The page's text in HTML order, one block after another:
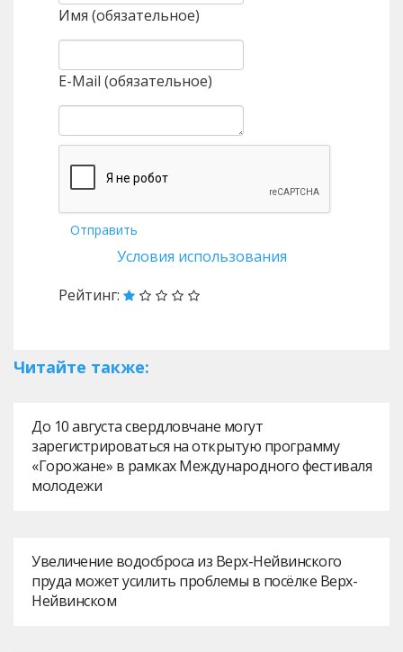
Имя (обязательное)
E-Mail (обязательное)
Отправить
Условия использования
Рейтинг:
Читайте также:
До 10 августа свердловчане могут
зарегистрироваться на открытую программу
«Горожане» в рамках Международного фестиваля
молодежи
Увеличение водосброса из Верх-Нейвинского
пруда может усилить проблемы в посёлке Верх-
Нейвинском